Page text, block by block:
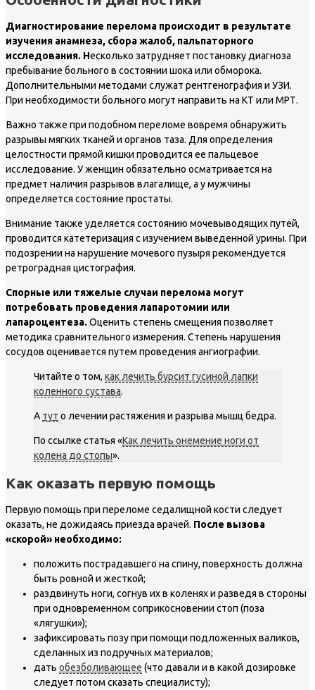
Диагностирование перелома происходит в результате
изучения анамнеза, сбора жалоб, пальпаторного
исследования. Несколько затрудняет постановку диагноза
пребывание больного в состоянии шока или обморока.
Дополнительными методами служат рентгенография и УЗИ.
При необходимости больного могут направить на КТ или МРТ.
Важно также при подобном переломе вовремя обнаружить
разрывы мягких тканей и органов таза. Для определения
целостности прямой кишки проводится ее пальцевое
исследование. У женщин обязательно осматривается на
предмет наличия разрывов влагалище, а у мужчины
определяется состояние простаты.
Внимание также уделяется состоянию мочевыводящих путей,
проводится катетеризация с изучением выведенной урины. При
подозрении на нарушение мочевого пузыря рекомендуется
ретроградная цистография.
Спорные или тяжелые случаи перелома могут
потребовать проведения лапаротомии или
лапароцентеза. Оценить степень смещения позволяет
методика сравнительного измерения. Степень нарушения
сосудов оценивается путем проведения ангиографии.
Читайте о том, как лечить бурсит гусиной лапки
коленного сустава.
А тут о лечении растяжения и разрыва мышц бедра.
По ссылке статья «Как лечить онемение ноги от
колена до стопы».
Как оказать первую помощь
Первую помощь при переломе седалищной кости следует
оказать, не дожидаясь приезда врачей. После вызова
«скорой» необходимо:
положить пострадавшего на спину, поверхность должна
быть ровной и жесткой;
раздвинуть ноги, согнув их в коленях и разведя в стороны
при одновременном соприкосновении стоп (поза
«лягушки»);
зафиксировать позу при помощи подложенных валиков,
сделанных из подручных материалов;
дать обезболивающее (что давали и в какой дозировке
следует потом сказать специалисту);